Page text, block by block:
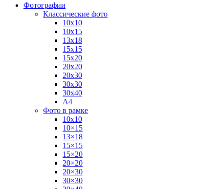
Фотографии
Классические фото
10х10
10х15
13х18
15х15
15х20
20х20
20х30
30х30
30х40
А4
Фото в рамке
10х10
10×15
13×18
15×15
15×20
20×20
20×30
30×30